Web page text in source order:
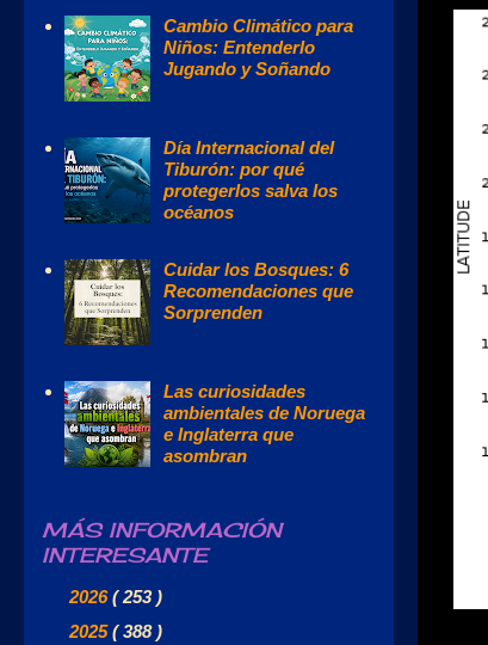
Cambio Climático para
Niños: Entenderlo
Jugando y Soñando
Día Internacional del
Tiburón: por qué
protegerlos salva los
océanos
Cuidar los Bosques: 6
Recomendaciones que
Sorprenden
Las curiosidades
ambientales de Noruega
e Inglaterra que
asombran
MÁS INFORMACIÓN
INTERESANTE
2026( 253 )
2025( 388 )